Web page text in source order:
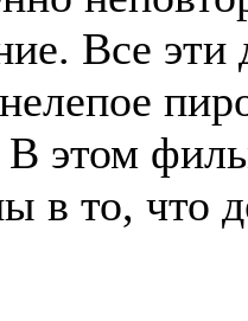
Все эти
этом
в то, что